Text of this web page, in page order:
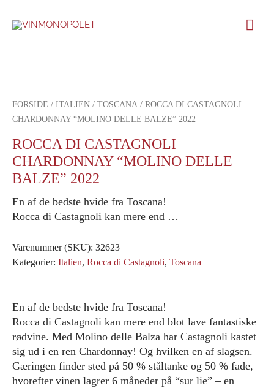
FORSIDE / ITALIEN / TOSCANA / ROCCA DI CASTAGNOLI
CHARDONNAY “MOLINO DELLE BALZE” 2022
ROCCA DI CASTAGNOLI
CHARDONNAY “MOLINO DELLE
BALZE” 2022
En af de bedste hvide fra Toscana!
Rocca di Castagnoli kan mere end …
Varenummer (SKU): 32623
Kategorier: Italien, Rocca di Castagnoli, Toscana
En af de bedste hvide fra Toscana!
Rocca di Castagnoli kan mere end blot lave fantastiske
rødvine. Med Molino delle Balza har Castagnoli kastet
sig ud i en ren Chardonnay! Og hvilken en af slagsen.
Gæringen finder sted på 50 % ståltanke og 50 % fade,
hvorefter vinen lagrer 6 måneder på “sur lie” – en